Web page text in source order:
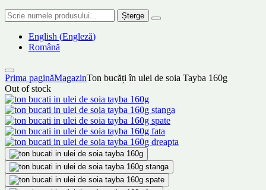
Șterge
English (Engleză)
Română
Prima paginăMagazinTon bucăți în ulei de soia Tayba 160g
Out of stock